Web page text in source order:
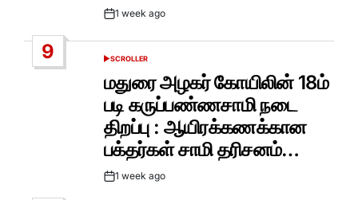
Post1 week ago
9
POSTED
SCROLLER
மதுரை அழகர் கோயிலின் 18ம்
படி கருப்பண்ணசாமி நடை
திறப்பு : ஆயிரக்கணக்கான
பக்தர்கள் சாமி தரிசனம்…
Post1 week ago